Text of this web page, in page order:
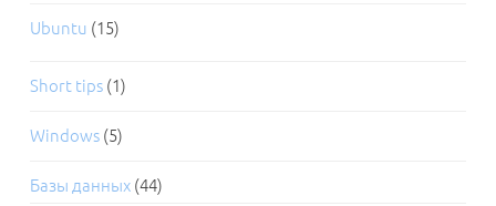
Ubuntu (15)
Short tips (1)
Windows (5)
Базы данных (44)